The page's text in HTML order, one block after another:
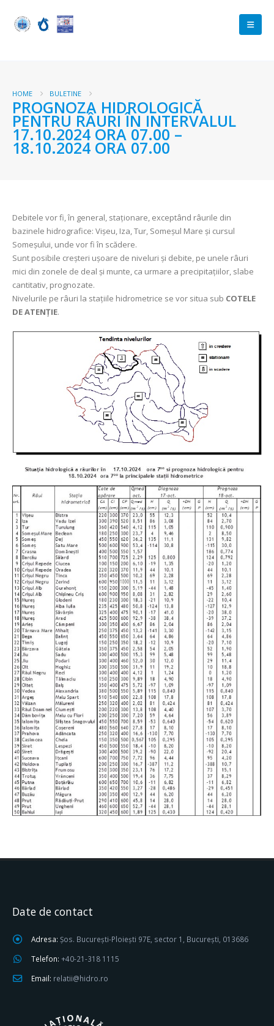
HOME BULETINE
PROGNOZA HIDROLOGICĂ
PENTRU RÂURI ÎN INTERVALUL
17.10.2024 ORA 07.00 –
18.10.2024 ORA 07.00
Debitele vor fi, în general, staționare, exceptând râurile din
bazinele hidrografice: Vișeu, Iza, Tur, Someșul Mare şi cursul
Someşului, unde vor fi în scădere.
Sunt posibile creșteri uşoare de niveluri și debite, pe unele râuri
mici din zonele de deal și munte, ca urmare a precipitațiilor, slabe
cantitativ, prognozate.
Nivelurile pe râuri la stațiile hidrometrice se vor situa sub COTELE
DE ATENȚIE.
Date de contact
Adresa: Șos. București-Ploiești 97E, sector 1, București, 013686
Telefon: +40-21-318 1115
Email: relatii@hidro.ro